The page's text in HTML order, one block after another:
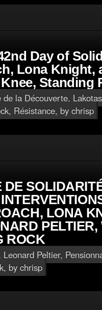
Day of
Lona Knight,
Standing
de la Découverte, Lakotas
Résistance, by chrisp
DE
LONA
ROCK
Leonard Peltier,
, by chrisp